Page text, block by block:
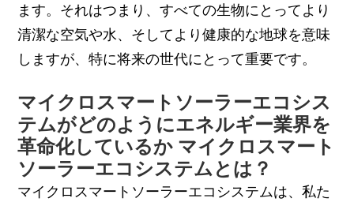
ます。それはつまり、すべての生物にとってより
清潔な空気や水、そしてより健康的な地球を意味
しますが、特に将来の世代にとって重要です。
マイクロスマートソーラーエコシス
テムがどのようにエネルギー業界を
革命化しているか マイクロスマート
ソーラーエコシステムとは？
マイクロスマートソーラーエコシステムは、私た